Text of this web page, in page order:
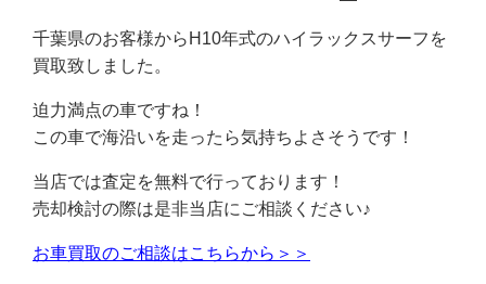
千葉県のお客様からH10年式のハイラックスサーフを
買取致しました。
迫力満点の車ですね！
この車で海沿いを走ったら気持ちよさそうです！
当店では査定を無料で行っております！
売却検討の際は是非当店にご相談ください♪
お車買取のご相談はこちらから＞＞